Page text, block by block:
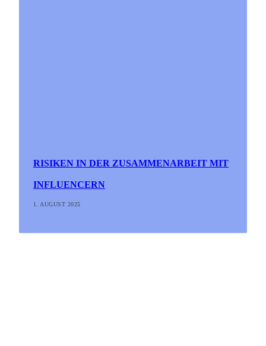
RISIKEN IN DER ZUSAMMENARBEIT MIT
INFLUENCERN
1. AUGUST 2025